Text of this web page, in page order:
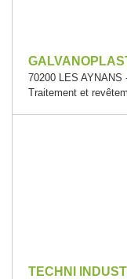
70200 LES AYNANS
Traitement et
TECHNI